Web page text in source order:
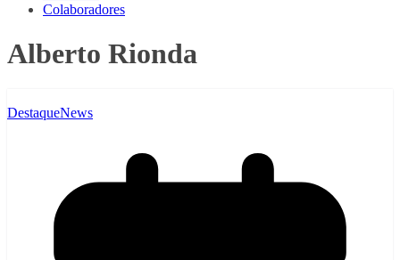
Colaboradores
Alberto Rionda
DestaqueNews